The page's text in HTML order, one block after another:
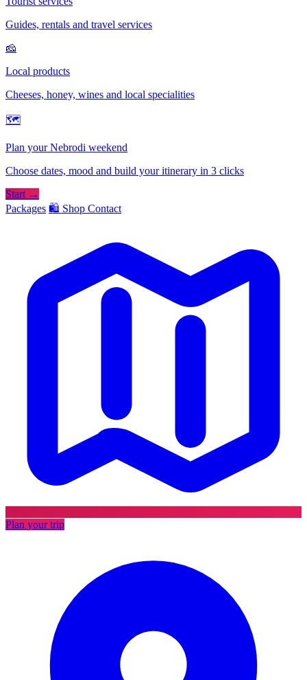
Guides, rentals and travel services
🧀
Local products
Cheeses, honey, wines and local specialities
🗺
Plan your Nebrodi weekend
Choose dates, mood and build your itinerary in 3 clicks
Start →
Packages 🛍️ Shop Contact
Plan your trip